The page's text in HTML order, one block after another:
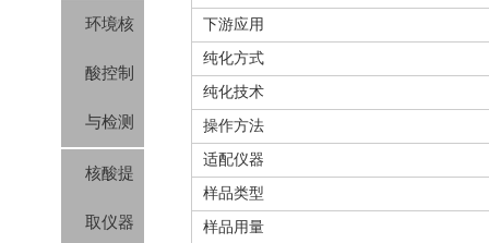
环境核
酸控制
与检测
核酸提
取仪器
下游应用
纯化方式
纯化技术
操作方法
适配仪器
样品类型
样品用量